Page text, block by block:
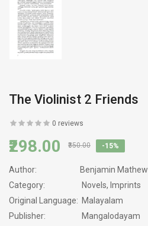
The Violinist 2 Friends
0 reviews
₹298.00 ₹350.00 -15%
Author:
Benjamin Mathew
Category:
Novels, Imprints
Original Language: Malayalam
Publisher:
Mangalodayam